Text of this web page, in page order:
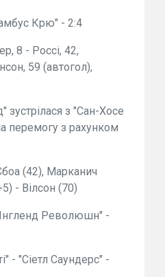
Крю" - 2:4
8 - Россі, 42,
59 (автогол),
зустрілася з "Сан-Хосе
перемогу з рахунком
(42), Марканич
- Вілсон (70)
Революшн" -
- "Сіетл Саундерс" -